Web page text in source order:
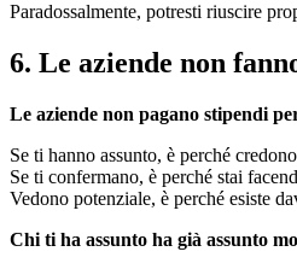
Paradossalmente, potresti riuscire
6. Le aziende non
Le aziende non pagano stipendi
Se ti hanno assunto, è perché
Se ti confermano, è perché stai
Vedono potenziale, è perché esiste
Chi ti ha assunto ha già assunto